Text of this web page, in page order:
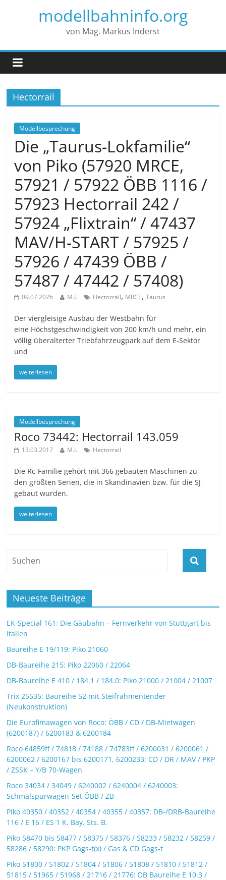
modellbahninfo.org
von Mag. Markus Inderst
Hectorrail
Modellbesprechung
Die „Taurus-Lokfamilie“
von Piko (57920 MRCE,
57921 / 57922 ÖBB 1116 /
57923 Hectorrail 242 /
57924 „Flixtrain“ / 47437
MAV/H-START / 57925 /
57926 / 47439 ÖBB /
57487 / 47442 / 57408)
09.07.2026 M.I. Hectorrail, MRCE,Taurus
Der viergleisige Ausbau der Westbahn für
eine Höchstgeschwindigkeit von 200 km/h und mehr, ein
völlig überalterter Triebfahrzeugpark auf dem E-Sektor
und
weiterlesen
Modellbesprechung
Roco 73442: Hectorrail 143.059
13.03.2017 M.I. Hectorrail
Die Rc-Familie gehört mit 366 gebauten Maschinen zu
den größten Serien, die in Skandinavien bzw. für die SJ
gebaut wurden.
weiterlesen
Neueste Beiträge
EK-Special 161: Die Gäubahn – Fernverkehr von Stuttgart bis
Italien
Baureihe E 19/119: Piko 21060
DB-Baureihe 215: Piko 22060 / 22064
DB-Baureihe E 410 / 184.1 / 184.0: Piko 21000 / 21004 / 21007
Trix 25535: Baureihe 52 mit Steifrahmentender
(Neukonstruktion)
Die Eurofimawagen von Roco: ÖBB / CD / DB-Mietwagen
(6200187) / 6200183 & 6200184
Roco 64859ff / 74818 / 74188 / 74783ff / 6200031 / 6200061 /
6200062 / 6200167 bis 6200171, 6200233: CD / DR / MAV / PKP
/ ZSSK – Y/B 70-Wagen
Roco 34034 / 34049 / 6240002 / 6240004 / 6240003:
Schmalspurwagen-Set ÖBB / ZB
Piko 40350 / 40352 / 40354 / 40355 / 40357: DB-/DRB-Baureihe
116 / E 16 / ES 1 K. Bay. Sts. B.
Piko 58470 bis 58477 / 58375 / 58376 / 58233 / 58232 / 58259 /
58286 / 58290: PKP Gags-t(x) / Gas & CD Gags-t
Piko 51800 / 51802 / 51804 / 51806 / 51808 / 51810 / 51812 /
51815 / 51965 / 51968 / 21716 / 21776: DB Baureihe E 10.3 /